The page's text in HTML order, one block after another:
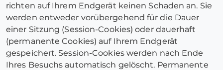
richten auf Ihrem Endgerät keinen Schaden an. Sie
werden entweder vorübergehend für die Dauer
einer Sitzung (Session-Cookies) oder dauerhaft
(permanente Cookies) auf Ihrem Endgerät
gespeichert. Session-Cookies werden nach Ende
Ihres Besuchs automatisch gelöscht. Permanente